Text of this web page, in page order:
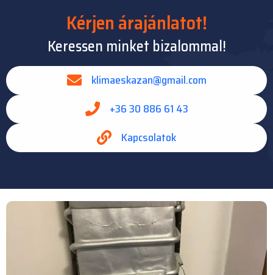
Kérjen árajánlatot!
Keressen minket bizalommal!​
klimaeskazan@gmail.com
+36 30 886 61 43
Kapcsolatok